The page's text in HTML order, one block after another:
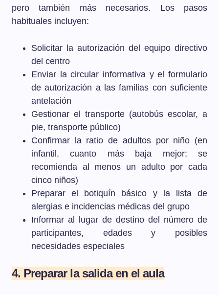
pero también más necesarios. Los pasos
habituales incluyen:
Solicitar la autorización del equipo directivo
del centro
Enviar la circular informativa y el formulario
de autorización a las familias con suficiente
antelación
Gestionar el transporte (autobús escolar, a
pie, transporte público)
Confirmar la ratio de adultos por niño (en
infantil, cuanto más baja mejor; se
recomienda al menos un adulto por cada
cinco niños)
Preparar el botiquín básico y la lista de
alergias e incidencias médicas del grupo
Informar al lugar de destino del número de
participantes, edades y posibles
necesidades especiales
4. Preparar la salida en el aula